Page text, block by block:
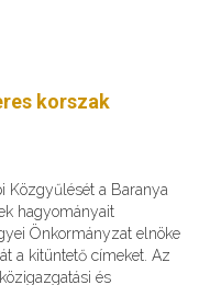
korszak
Közgyűlését a Baranya
hagyományait
Önkormányzat elnöke
a kitüntető címeket. Az
és